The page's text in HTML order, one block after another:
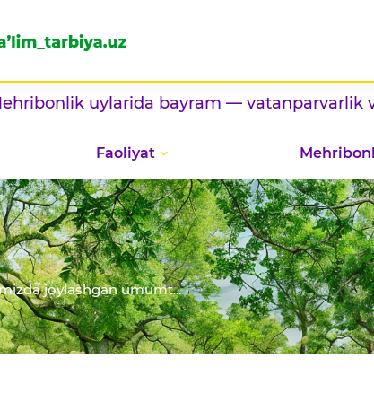
uylarida bayram — vatanparvarlik va milliy
Faoliyat
joylashgan umumt...